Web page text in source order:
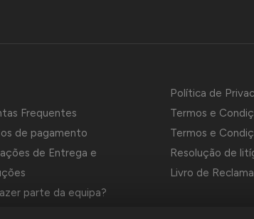
Frequentes
de pagamento
de Entrega e
parte da equipa?
Política de
Termos e
Termos e
Resolução de
Livro de